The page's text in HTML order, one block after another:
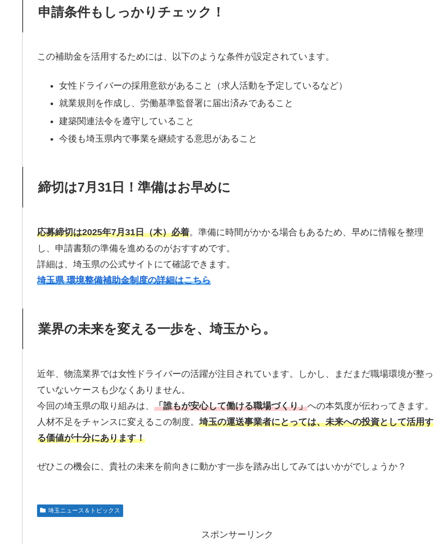
申請条件もしっかりチェック！
この補助金を活用するためには、以下のような条件が設定されています。
女性ドライバーの採用意欲があること（求人活動を予定しているなど）
就業規則を作成し、労働基準監督署に届出済みであること
建築関連法令を遵守していること
今後も埼玉県内で事業を継続する意思があること
締切は7月31日！準備はお早めに
応募締切は2025年7月31日（木）必着。準備に時間がかかる場合もあるため、早めに情報を整理
し、申請書類の準備を進めるのがおすすめです。
詳細は、埼玉県の公式サイトにて確認できます。
埼玉県 環境整備補助金制度の詳細はこちら
業界の未来を変える一歩を、埼玉から。
近年、物流業界では女性ドライバーの活躍が注目されています。しかし、まだまだ職場環境が整っ
ていないケースも少なくありません。
今回の埼玉県の取り組みは、 「誰もが安心して働ける職場づくり」への本気度が伝わってきます。
人材不足をチャンスに変えるこの制度。埼玉の運送事業者にとっては、未来への投資として活用す
る価値が十分にあります！
ぜひこの機会に、貴社の未来を前向きに動かす一歩を踏み出してみてはいかがでしょうか？
埼玉ニュース＆トピックス
スポンサーリンク